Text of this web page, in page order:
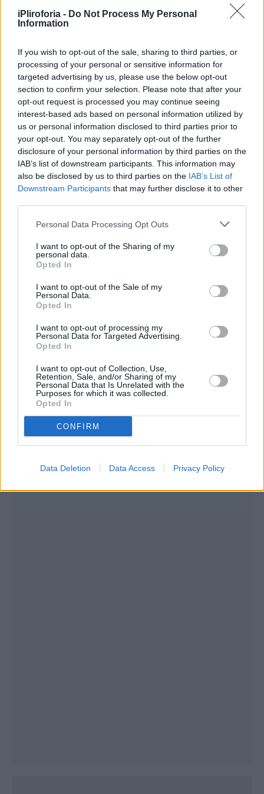
iPliroforia - Do Not Process My Personal
Information
If you wish to opt-out of the sale, sharing to third parties, or
processing of your personal or sensitive information for
targeted advertising by us, please use the below opt-out
section to confirm your selection. Please note that after your
opt-out request is processed you may continue seeing
interest-based ads based on personal information utilized by
us or personal information disclosed to third parties prior to
your opt-out. You may separately opt-out of the further
disclosure of your personal information by third parties on the
IAB’s list of downstream participants. This information may
also be disclosed by us to third parties on the IAB’s List of
Downstream Participants that may further disclose it to other
Personal Data Processing Opt Outs
I want to opt-out of the Sharing of my
personal data.
Opted In
I want to opt-out of the Sale of my
Personal Data.
Opted In
I want to opt-out of processing my
Personal Data for Targeted Advertising.
Opted In
I want to opt-out of Collection, Use,
Retention, Sale, and/or Sharing of my
Personal Data that Is Unrelated with the
Purposes for which it was collected.
Opted In
CONFIRM
Data Deletion Data Access Privacy Policy
Οποιοσδήποτε έχει κάποια πληροφορία,
παρακαλείται να επικοινωνήσει τηλεφωνικά
με «Το Χαμόγελο του Παιδιού» όλο το 24ωρο,
στην «Ευρωπαϊκή Γραμμή για τα
Εξαφανισμένα Παιδιά 116000», σε όλα τα
Αστυνομικά Τμήματα της χώρας αλλά και
μέσω της εφαρμογής Missing Alert app οπού
εξαφάνιση. Μπορείτε να την κατεβάσετε για
Android κινητά εδώ http://bit.ly/missing-
alert-android και για Apple κινητά εδώ
http://bit.ly/missing-alert-apple.